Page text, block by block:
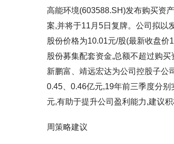
高能环境(603588.SH)发布购买资
案,并将于11月5日复牌。公司拟以
股份价格为10.01元/股(最新收盘
股份募集配套资金,总额不超过购
新鹏富、靖远宏达为公司控股子公
0.45、0.46亿元,19年前三季度分
元,有助于提升公司盈利能力,建议积
周策略建议